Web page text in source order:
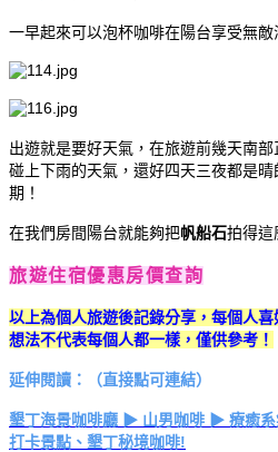
一早起來可以泡杯咖啡在陽台享受無
出遊就是要好天氣，在旅遊前幾天南
碰上下雨的天氣，還好四天三夜都是
期！
在我們房間陽台就能夠把帆船石拍得這
旅遊住宿優惠房價查詢
以上為個人旅遊後記錄分享，每個人
想法不代表每個人都一樣，僅供參考！
延伸閱讀：（直接點可連結）
墾丁海景咖啡廳 ▶ 山男咖啡 ▶ 療癒系
打卡景點、墾丁秘境咖啡!